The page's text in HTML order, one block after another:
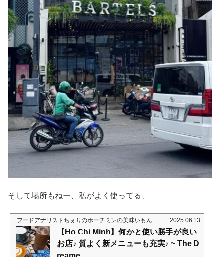
そして場所もねー、私がよく使ってる、
フードアナリストちぇりのホーチミンの美味いもん 2025.06.13
【Ho Chi Minh】何かと使い勝手が良い
お店♪ 質よく新メニューも充実♪ ~ The D